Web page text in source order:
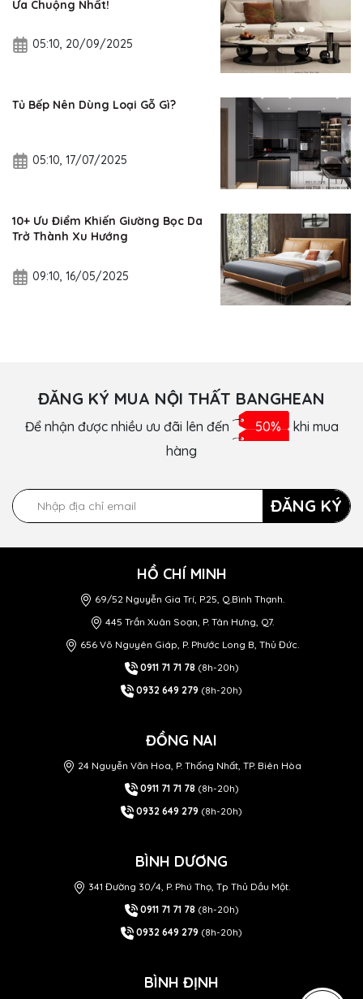
Ưa Chuộng Nhất!
05:10, 20/09/2025
Tủ Bếp Nên Dùng Loại Gỗ Gì?
05:10, 17/07/2025
10+ Ưu Điểm Khiến Giường Bọc Da
Trở Thành Xu Hướng
09:10, 16/05/2025
ĐĂNG KÝ MUA NỘI THẤT BANGHEAN
Để nhận được nhiều ưu đãi lên đến 50% khi mua
hàng
ĐĂNG KÝ
HỒ CHÍ MINH
69/52 Nguyễn Gia Trí, P.25, Q.Bình Thạnh.
445 Trần Xuân Soạn, P. Tân Hưng, Q7.
656 Võ Nguyên Giáp, P. Phước Long B, Thủ Đức.
0911 71 71 78 (8h-20h)
0932 649 279 (8h-20h)
ĐỒNG NAI
24 Nguyễn Văn Hoa, P. Thống Nhất, TP. Biên Hòa
0911 71 71 78 (8h-20h)
0932 649 279 (8h-20h)
BÌNH DƯƠNG
341 Đường 30/4, P. Phú Thọ, Tp Thủ Dầu Một.
0911 71 71 78 (8h-20h)
0932 649 279 (8h-20h)
BÌNH ĐỊNH